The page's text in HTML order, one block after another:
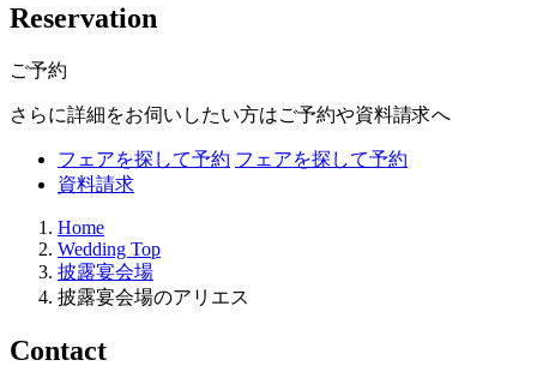
Reservation
ご予約
さらに詳細をお伺いしたい方はご予約や資料請求へ
フェアを探して予約 フェアを探して予約
資料請求
Home
Wedding Top
披露宴会場
披露宴会場のアリエス
Contact